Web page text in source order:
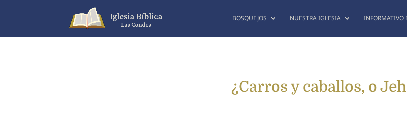
BOSQUEJOS NUESTRA IGLESIA INFORMATIVO
¿Carros y caballos, o